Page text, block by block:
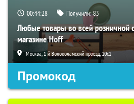
00:44:27 Получили:83
Любые товары во всей розничной
магазине Hoff
Москва, 1-й Волоколамский проезд, 10с1
Промокод